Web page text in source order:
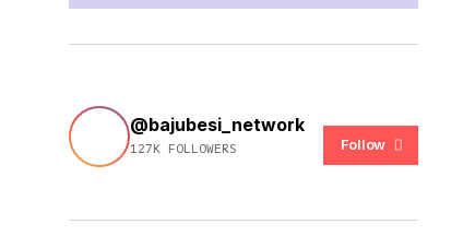
@bajubesi_network
127K FOLLOWERS Follow